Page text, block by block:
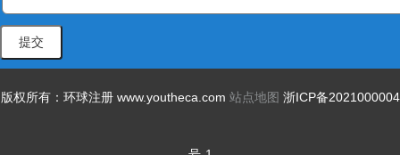
版权所有：环球注册 www.youtheca.com 站点地图 浙ICP备2021000004